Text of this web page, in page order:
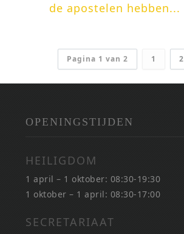
de apostelen hebben...
Pagina 1 van 2 1 2
OPENINGSTIJDEN
HEILIGDOM
1 april – 1 oktober: 08:30-19:30
1 oktober – 1 april: 08:30-17:00
SECRETARIAAT